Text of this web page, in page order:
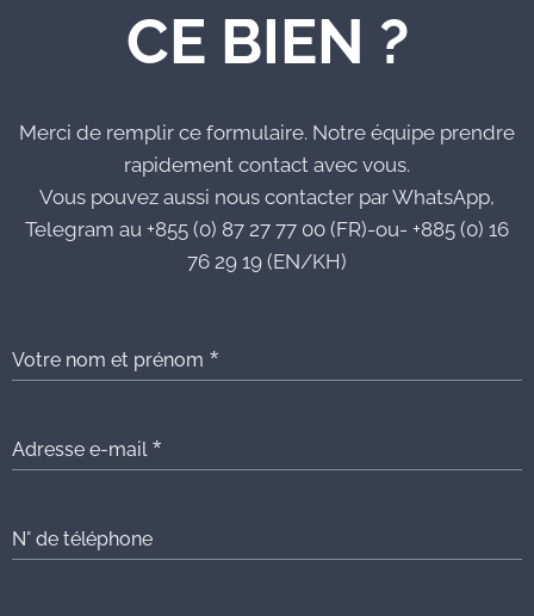
CE BIEN ?
Merci de remplir ce formulaire. Notre équipe prendre
rapidement contact avec vous.
Vous pouvez aussi nous contacter par WhatsApp,
Telegram au +855 (0) 87 27 77 00 (FR)-ou- +885 (0) 16
76 29 19 (EN/KH)
Votre nom et prénom
Adresse e-mail
N° de téléphone